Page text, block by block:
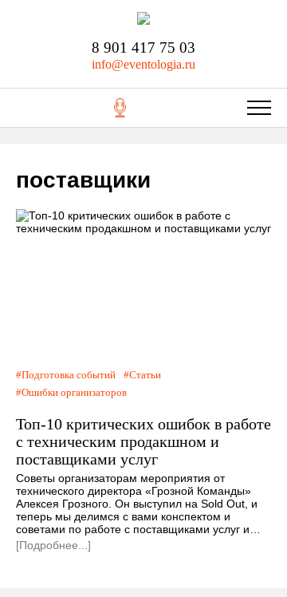
8 901 417 75 03
info@eventologia.ru
поставщики
Подготовка событий
Статьи
Ошибки организаторов
Топ-10 критических ошибок в работе
с техническим продакшном и
поставщиками услуг
Советы организаторам мероприятия от
технического директора «Грозной Команды»
Алексея Грозного. Он выступил на Sold Out, и
теперь мы делимся с вами конспектом и
советами по работе с поставщиками услуг и…
[Подробнее...]